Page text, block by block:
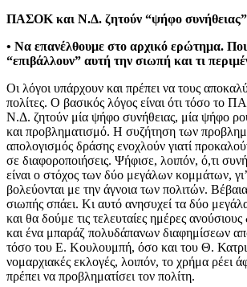
ΠΑΣΟΚ και Ν.Δ. ζητούν “ψήφο συνήθειας”
• Να επανέλθουμε στο αρχικό ερώτημα.
“επιβάλλουν” αυτή την σιωπή και τι
Οι λόγοι υπάρχουν και πρέπει να τους
πολίτες. Ο βασικός λόγος είναι ότι τόσο το
Ν.Δ. ζητούν μία ψήφο συνήθειας, μία ψήφο
και προβληματισμό. Η συζήτηση των
απολογισμός δράσης ενοχλούν γιατί
σε διαφοροποιήσεις. Ψήφισε, λοιπόν, ό,τι
είναι ο στόχος των δύο μεγάλων κομμάτων,
βολεύονται με την άγνοια των πολιτών.
σιωπής σπάει. Κι αυτό ανησυχεί τα δύο
και θα δούμε τις τελευταίες ημέρες
και ένα μπαράζ πολυδάπανων διαφημίσεων
τόσο του Ε. Κουλουμπή, όσο και του Θ.
νομαρχιακές εκλογές, λοιπόν, το χρήμα ρέει
πρέπει να προβληματίσει τον πολίτη.